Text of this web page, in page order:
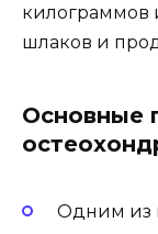
килограммов
шлаков и
Основные
Одним из